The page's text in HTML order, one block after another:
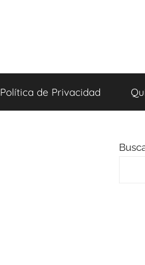
Política de Privacidad